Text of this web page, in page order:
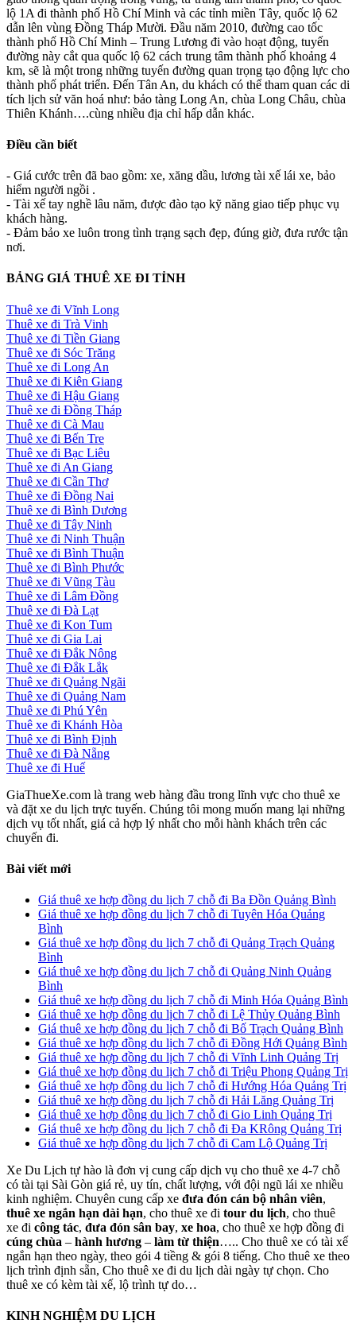
lộ 1A đi thành phố Hồ Chí Minh và các tỉnh miền Tây, quốc lộ 62
dẫn lên vùng Đồng Tháp Mười. Đầu năm 2010, đường cao tốc
thành phố Hồ Chí Minh – Trung Lương đi vào hoạt động, tuyến
đường này cắt qua quốc lộ 62 cách trung tâm thành phố khoảng 4
km, sẽ là một trong những tuyến đường quan trọng tạo động lực cho
thành phố phát triển. Đến Tân An, du khách có thể tham quan các di
tích lịch sử văn hoá như: bảo tàng Long An, chùa Long Châu, chùa
Thiên Khánh….cùng nhiều địa chỉ hấp dẫn khác.
Điều cần biết
- Giá cước trên đã bao gồm: xe, xăng dầu, lương tài xế lái xe, bảo
hiểm người ngồi .
- Tài xế tay nghề lâu năm, được đào tạo kỹ năng giao tiếp phục vụ
khách hàng.
- Đảm bảo xe luôn trong tình trạng sạch đẹp, đúng giờ, đưa rước tận
nơi.
BẢNG GIÁ THUÊ XE ĐI TỈNH
Thuê xe đi Vĩnh Long
Thuê xe đi Trà Vinh
Thuê xe đi Tiền Giang
Thuê xe đi Sóc Trăng
Thuê xe đi Long An
Thuê xe đi Kiên Giang
Thuê xe đi Hậu Giang
Thuê xe đi Đồng Tháp
Thuê xe đi Cà Mau
Thuê xe đi Bến Tre
Thuê xe đi Bạc Liêu
Thuê xe đi An Giang
Thuê xe đi Cần Thơ
Thuê xe đi Đồng Nai
Thuê xe đi Bình Dương
Thuê xe đi Tây Ninh
Thuê xe đi Ninh Thuận
Thuê xe đi Bình Thuận
Thuê xe đi Bình Phước
Thuê xe đi Vũng Tàu
Thuê xe đi Lâm Đồng
Thuê xe đi Đà Lạt
Thuê xe đi Kon Tum
Thuê xe đi Gia Lai
Thuê xe đi Đắk Nông
Thuê xe đi Đắk Lắk
Thuê xe đi Quảng Ngãi
Thuê xe đi Quảng Nam
Thuê xe đi Phú Yên
Thuê xe đi Khánh Hòa
Thuê xe đi Bình Định
Thuê xe đi Đà Nẵng
Thuê xe đi Huế
GiaThueXe.com là trang web hàng đầu trong lĩnh vực cho thuê xe
và đặt xe du lịch trực tuyến. Chúng tôi mong muốn mang lại những
dịch vụ tốt nhất, giá cả hợp lý nhất cho mỗi hành khách trên các
chuyến đi.
Bài viết mới
Giá thuê xe hợp đồng du lịch 7 chỗ đi Ba Đồn Quảng Bình
Giá thuê xe hợp đồng du lịch 7 chỗ đi Tuyên Hóa Quảng
Bình
Giá thuê xe hợp đồng du lịch 7 chỗ đi Quảng Trạch Quảng
Bình
Giá thuê xe hợp đồng du lịch 7 chỗ đi Quảng Ninh Quảng
Bình
Giá thuê xe hợp đồng du lịch 7 chỗ đi Minh Hóa Quảng Bình
Giá thuê xe hợp đồng du lịch 7 chỗ đi Lệ Thủy Quảng Bình
Giá thuê xe hợp đồng du lịch 7 chỗ đi Bố Trạch Quảng Bình
Giá thuê xe hợp đồng du lịch 7 chỗ đi Đồng Hới Quảng Bình
Giá thuê xe hợp đồng du lịch 7 chỗ đi Vĩnh Linh Quảng Trị
Giá thuê xe hợp đồng du lịch 7 chỗ đi Triệu Phong Quảng Trị
Giá thuê xe hợp đồng du lịch 7 chỗ đi Hướng Hóa Quảng Trị
Giá thuê xe hợp đồng du lịch 7 chỗ đi Hải Lăng Quảng Trị
Giá thuê xe hợp đồng du lịch 7 chỗ đi Gio Linh Quảng Trị
Giá thuê xe hợp đồng du lịch 7 chỗ đi Đa KRông Quảng Trị
Giá thuê xe hợp đồng du lịch 7 chỗ đi Cam Lộ Quảng Trị
Xe Du Lịch tự hào là đơn vị cung cấp dịch vụ cho thuê xe 4-7 chỗ
có tài tại Sài Gòn giá rẻ, uy tín, chất lượng, với đội ngũ lái xe nhiều
kinh nghiệm. Chuyên cung cấp xe đưa đón cán bộ nhân viên,
thuê xe ngắn hạn dài hạn, cho thuê xe đi tour du lịch, cho thuê
xe đi công tác, đưa đón sân bay, xe hoa, cho thuê xe hợp đồng đi
cúng chùa – hành hương – làm từ thiện….. Cho thuê xe có tài xế
ngắn hạn theo ngày, theo gói 4 tiềng & gói 8 tiếng. Cho thuê xe theo
lịch trình định sẵn, Cho thuê xe đi du lịch dài ngày tự chọn. Cho
thuê xe có kèm tài xế, lộ trình tự do…
KINH NGHIỆM DU LỊCH